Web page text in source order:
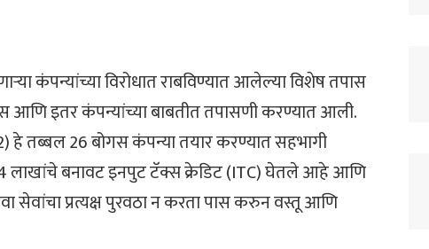
कंपन्यांच्या विरोधात राबविण्यात आलेल्या विशेष तपास
आणि इतर कंपन्यांच्या बाबतीत तपासणी करण्यात आली.
हे तब्बल 26 बोगस कंपन्या तयार करण्यात सहभागी
लाखांचे बनावट इनपुट टॅक्स क्रेडिट (ITC) घेतले आहे आणि
सेवांचा प्रत्यक्ष पुरवठा न करता पास करुन वस्तू आणि